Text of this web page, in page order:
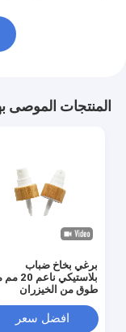
المنتجات الموصى
برغي بخاخ ضباب
بلاستيكي
طوق من الخيزران
افضل سعر